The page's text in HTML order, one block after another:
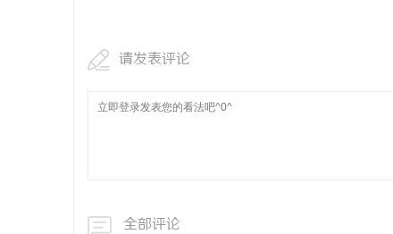
请发表评论
全部评论